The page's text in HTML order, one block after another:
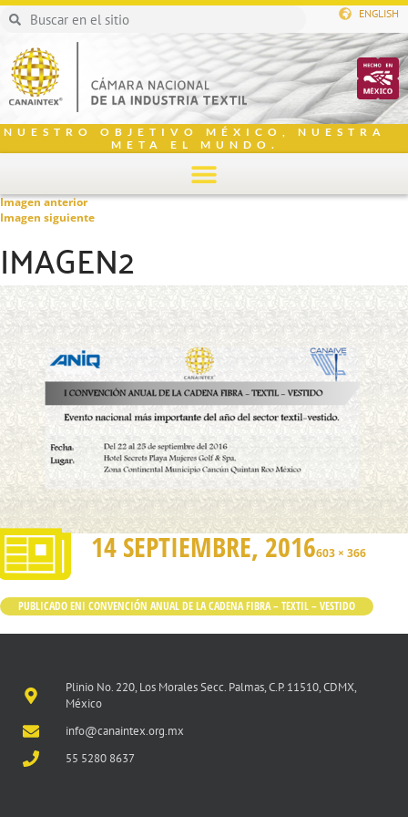
ENGLISH
NUESTRO OBJETIVO MÉXICO, NUESTRA
META EL MUNDO.
Imagen anterior
Imagen siguiente
IMAGEN2
14 SEPTIEMBRE, 2016603 × 366
PUBLICADO ENI CONVENCIÓN ANUAL DE LA CADENA FIBRA – TEXTIL – VESTIDO
Plinio No. 220, Los Morales Secc. Palmas, C.P. 11510, CDMX,
México
info@canaintex.org.mx
55 5280 8637